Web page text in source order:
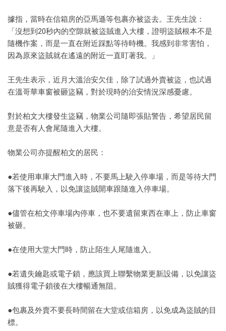
據指，當時在信箱房的亞馬遜等包裹亦被盜去。王先生說：
「沒想到20秒內的空隙就被盜賊進入大樓，證明盜賊根本不是
隨機作案，而是一直在附近踩點等待時機。我感到非常害怕，
因為原來盜賊就在遙遠的附近一直盯著我。」
王先生表示，近月大溫治安欠佳，除了試過外賣被盜，也試過
在溫哥華車窗被砸盜竊，對於現時的治安情況深感憂慮。
對於柏文大樓發生盜竊，物業公司隨即張貼警告，希望居民留
意是否有人會尾隨進入大樓。
物業公司亦提醒柏文的居民：
●若使用車庫大門進入時，不要馬上駛入停車場，而是等待大門
落下後再駛入，以免讓盜賊開車跟隨進入停車場。
●儘管在柏文停車場內停車，也不要遺留東西在車上，防止車窗
被砸。
●在使用大堂大門時，防止陌生人尾隨進入。
●若遺失鑰匙或電子鎖，應該買上聯繫物業更新設備，以免讓盜
賊獲得電子鎖後在大樓暢通無阻。
●包裹及外賣不要長時間留在大堂或信箱房，以免成為盜賊的目
標。